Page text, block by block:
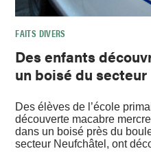
FAITS DIVERS
Des enfants
un boisé du
Des élèves de l’école
découverte macabre
dans un boisé près du
secteur Neufchâtel, ont